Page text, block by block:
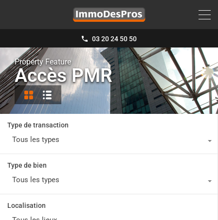
03 20 24 50 50
Property Feature
Accès PMR
Type de transaction
Tous les types
Type de bien
Tous les types
Localisation